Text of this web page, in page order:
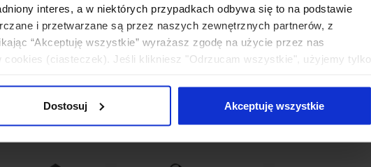
interes, a w niektórych przypadkach odbywa się to na podstawie
i przetwarzane są przez naszych zewnętrznych partnerów, z
“Akceptuję wszystkie” wyrażasz zgodę na użycie przez nas
(ciasteczek). Jeśli klikniesz "Odrzucam wszystkie", użyjemy tylko
Dostosuj Akceptuję wszystkie